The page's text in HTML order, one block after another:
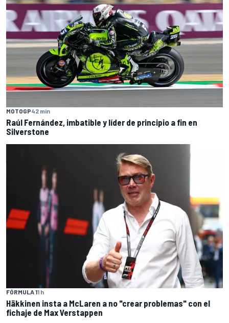
MOTOGP42 min
Raúl Fernández, imbatible y líder de principio a fin en
Silverstone
FÓRMULA 11 h
Häkkinen insta a McLaren a no "crear problemas" con el
fichaje de Max Verstappen